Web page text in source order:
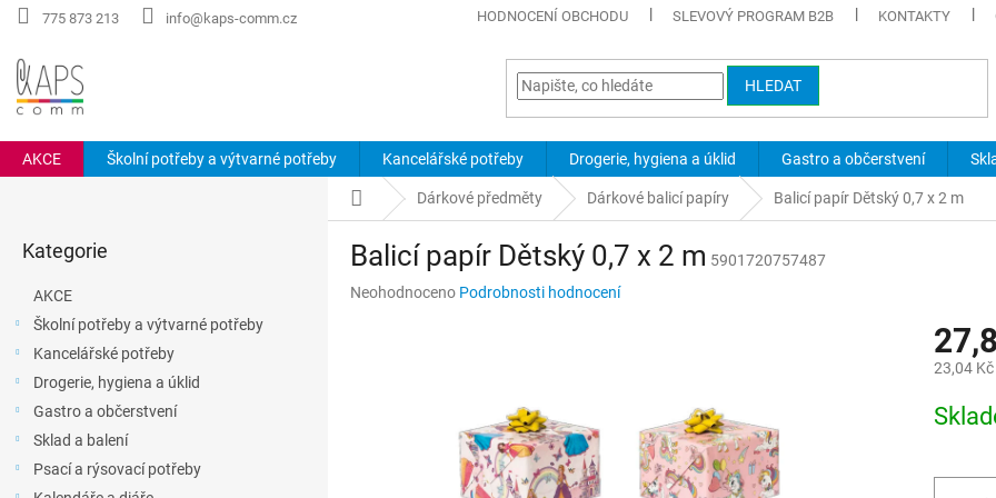
Přejít
775 873 213 info@kaps-comm.cz HODNOCENÍ OBCHODU SLEVOVÝ PROGRAM B2B KONTAKTY
HLEDAT
AKCE Školní potřeby a výtvarné potřeby Kancelářské potřeby Drogerie, hygiena a úklid Gastro a občerstvení
kategorie
Kategorie
AKCE
Školní potřeby a výtvarné potřeby
Kancelářské potřeby
Drogerie, hygiena a úklid
Gastro a občerstvení
Sklad a balení
Psací a rýsovací potřeby
Domů Dárkové předměty Dárkové balicí papíry Balicí papír Dětský 0,7 x 2 m
Balicí papír Dětský 0,7 x 2 m 5901720757487
Průměrné
Neohodnoceno Podrobnosti hodnocení
23,04 Kč
cena: